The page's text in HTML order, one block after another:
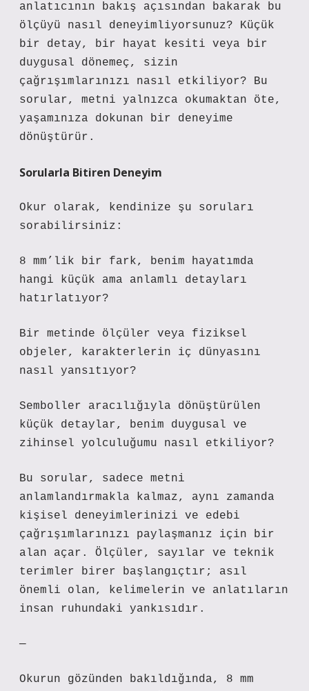
anlatıcının bakış açısından bakarak bu
ölçüyü nasıl deneyimliyorsunuz? Küçük
bir detay, bir hayat kesiti veya bir
duygusal dönemeç, sizin
çağrışımlarınızı nasıl etkiliyor? Bu
sorular, metni yalnızca okumaktan öte,
yaşamınıza dokunan bir deneyime
dönüştürür.
Sorularla Bitiren Deneyim
Okur olarak, kendinize şu soruları
sorabilirsiniz:
8 mm’lik bir fark, benim hayatımda
hangi küçük ama anlamlı detayları
hatırlatıyor?
Bir metinde ölçüler veya fiziksel
objeler, karakterlerin iç dünyasını
nasıl yansıtıyor?
Semboller aracılığıyla dönüştürülen
küçük detaylar, benim duygusal ve
zihinsel yolculuğumu nasıl etkiliyor?
Bu sorular, sadece metni
anlamlandırmakla kalmaz, aynı zamanda
kişisel deneyimlerinizi ve edebi
çağrışımlarınızı paylaşmanız için bir
alan açar. Ölçüler, sayılar ve teknik
terimler birer başlangıçtır; asıl
önemli olan, kelimelerin ve anlatıların
insan ruhundaki yankısıdır.
—
Okurun gözünden bakıldığında, 8 mm